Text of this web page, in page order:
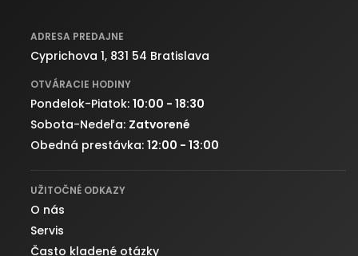
ADRESA PREDAJNE
Cyprichova 1, 831 54 Bratislava
OTVÁRACIE HODINY
Pondelok-Piatok: 10:00 - 18:30
Sobota-Nedeľa: Zatvorené
Obedná prestávka: 12:00 - 13:00
UŽITOČNÉ ODKAZY
O nás
Servis
Často kladené otázky